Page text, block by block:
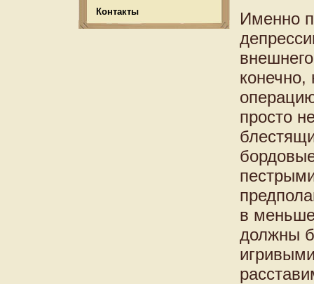
Контакты
Именно
просто
в
должны